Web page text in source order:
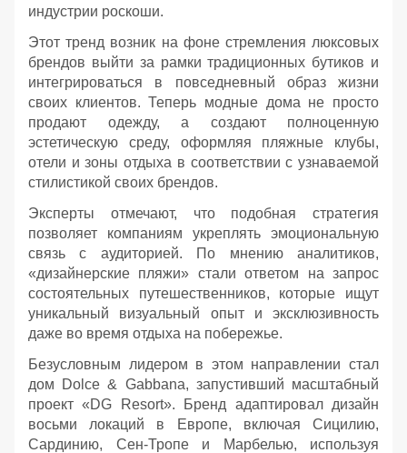
индустрии роскоши.
Этот тренд возник на фоне стремления люксовых
брендов выйти за рамки традиционных бутиков и
интегрироваться в повседневный образ жизни
своих клиентов. Теперь модные дома не просто
продают одежду, а создают полноценную
эстетическую среду, оформляя пляжные клубы,
отели и зоны отдыха в соответствии с узнаваемой
стилистикой своих брендов.
Эксперты отмечают, что подобная стратегия
позволяет компаниям укреплять эмоциональную
связь с аудиторией. По мнению аналитиков,
«дизайнерские пляжи» стали ответом на запрос
состоятельных путешественников, которые ищут
уникальный визуальный опыт и эксклюзивность
даже во время отдыха на побережье.
Безусловным лидером в этом направлении стал
дом Dolce & Gabbana, запустивший масштабный
проект «DG Resort». Бренд адаптировал дизайн
восьми локаций в Европе, включая Сицилию,
Сардинию, Сен-Тропе и Марбелью, используя